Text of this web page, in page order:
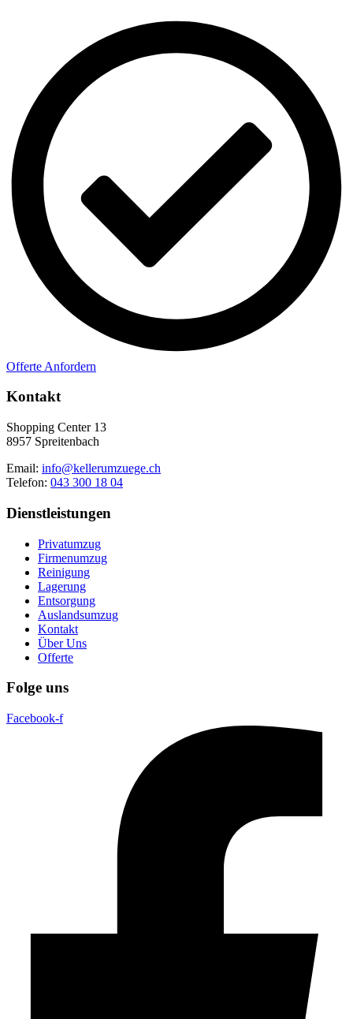
Offerte Anfordern
Kontakt
Shopping Center 13
8957 Spreitenbach
Email: info@kellerumzuege.ch
Telefon: 043 300 18 04
Dienstleistungen
Privatumzug
Firmenumzug
Reinigung
Lagerung
Entsorgung
Auslandsumzug
Kontakt
Über Uns
Offerte
Folge uns
Facebook-f